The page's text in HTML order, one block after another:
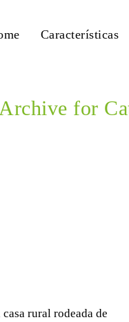
Características
Archive for
rural rodeada de